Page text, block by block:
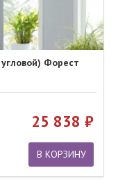
Форест
25 838
В КОРЗИНУ